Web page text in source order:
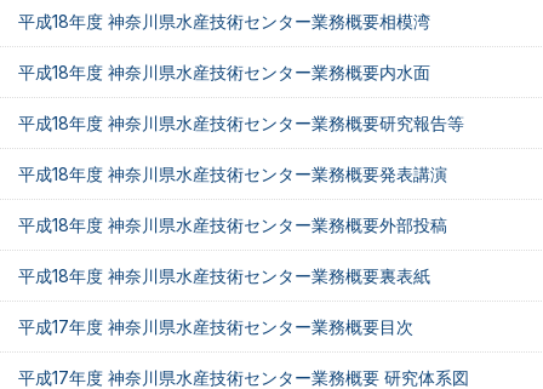
平成18年度 神奈川県水産技術センター業務概要相模湾
平成18年度 神奈川県水産技術センター業務概要内水面
平成18年度 神奈川県水産技術センター業務概要研究報告等
平成18年度 神奈川県水産技術センター業務概要発表講演
平成18年度 神奈川県水産技術センター業務概要外部投稿
平成18年度 神奈川県水産技術センター業務概要裏表紙
平成17年度 神奈川県水産技術センター業務概要目次
平成17年度 神奈川県水産技術センター業務概要 研究体系図